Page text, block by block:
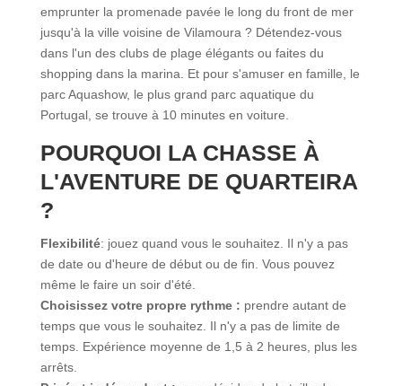
emprunter la promenade pavée le long du front de mer
jusqu'à la ville voisine de Vilamoura ? Détendez-vous
dans l'un des clubs de plage élégants ou faites du
shopping dans la marina. Et pour s'amuser en famille, le
parc Aquashow, le plus grand parc aquatique du
Portugal, se trouve à 10 minutes en voiture.
POURQUOI LA CHASSE À
L'AVENTURE DE QUARTEIRA
?
Flexibilité: jouez quand vous le souhaitez. Il n'y a pas
de date ou d'heure de début ou de fin. Vous pouvez
même le faire un soir d'été.
Choisissez votre propre rythme : prendre autant de
temps que vous le souhaitez. Il n'y a pas de limite de
temps. Expérience moyenne de 1,5 à 2 heures, plus les
arrêts.